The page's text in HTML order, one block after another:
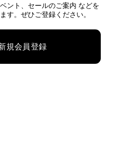
ント、 セールのご案内 などを
す。ぜひご登録ください。
規会員登録